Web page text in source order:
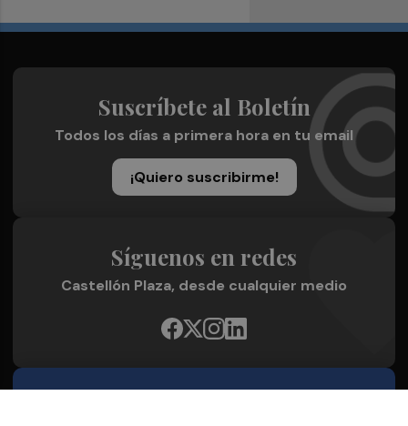
Suscríbete al Boletín
Todos los días a primera hora en tu email
¡Quiero suscribirme!
Síguenos en redes
Castellón Plaza, desde cualquier medio